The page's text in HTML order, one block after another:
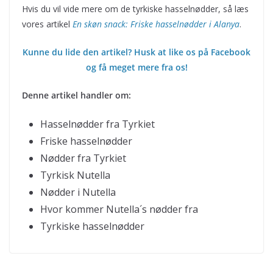
Hvis du vil vide mere om de tyrkiske hasselnødder, så læs
vores artikel En skøn snack: Friske hasselnødder i Alanya.
Kunne du lide den artikel? Husk at like os på Facebook
og få meget mere fra os!
Denne artikel handler om:
Hasselnødder fra Tyrkiet
Friske hasselnødder
Nødder fra Tyrkiet
Tyrkisk Nutella
Nødder i Nutella
Hvor kommer Nutella´s nødder fra
Tyrkiske hasselnødder